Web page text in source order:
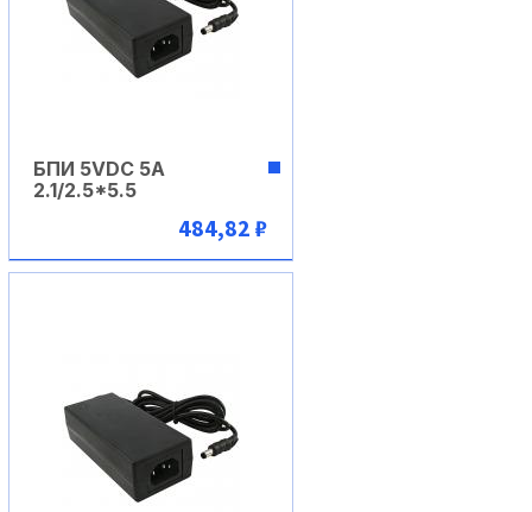
В корзину
БПИ 5VDC 5A
2.1/2.5*5.5
484,82 ₽